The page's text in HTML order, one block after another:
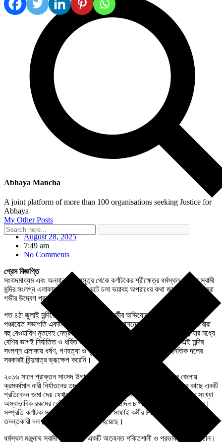
Abhaya Mancha
A joint platform of more than 100 organisations seeking Justice for
Abhaya
My Other Posts
August 28, 2025
7:49 am
No Comments
প্রেস বিজ্ঞপ্তি
সংবাদমাধ্যম এবং অন্যান্য তথ্যসূত্র থেকে কর্ণাটকের শ্রীক্ষেত্র ধর্মস্থল মঞ্জুনাথ স্বামী
মন্দির সংলগ্ন এলাকায় দীর্ঘ দিন ধরে ঘটে চলা ভয়াবহ অপরাধের কথা জানতে পেরে আমরা
গভীর উদ্বেগ প্রকাশ করছি।
গত ৪ঠা জুলাই মন্দিরের এক প্রাক্তন সাফাই কর্মীর অভিযোগের পর স্থানীয় গ্রাম
পঞ্চায়েত সভাপতি একটি বিবৃতি দেন যে পুলিশ প্রশাসনের নির্দেশে পঞ্চায়েতের কর্মচারীরা
বহু বেওয়ারিশ মৃতদেহ নেত্রবতী নদীর তীরে পুড়িয়ে বা পুঁতে দিতে বাধ্য হয়েছে, যার মধ্যে
বেশির ভাগই নির্যাতিত ও ধর্ষিত মহিলার দেহ। ১৯৯৫-২০১৪ সালের মধ্যে এই মন্দির
সংলগ্ন এলাকায় ধর্ষণ, গণহত্যা ও মৃতদেহ লোপাটের ঘটনায় কোন রাজনৈতিক দলের
সরকারই বিন্দুমাত্র ভ্রূক্ষেপ করেনি।
২০১৬ সালে প্রাক্তন সাংসদ উগারাপ্পার নেতৃত্বে গঠিত কর্ণাটকের বিভিন্ন জেলায়
ক্রমবর্ধমান নারী নির্যাতনের তদন্তকারী একটি দল ২০১৮ সালে রাজ্য সরকারের কাছে একটি
প্রতিবেদন জমা দেয় যেখানে উল্লেখ করা হয়েছিল ধর্মস্থল জেলায় নিখোঁজ নারীর সংখ্যা
অস্বাভাবিক রকমের বেশি। এই প্রতিবেদনও এতদিন চাপা দিয়ে সরিয়ে রাখা হয়েছিল।
সম্প্রতি কর্ণাটক সরকার বিভিন্ন মহলের চাপে সাফাই কর্মীর FIR-এর ভিত্তিতে বিশেষ
তদন্তকারী দল (SIT) গঠন করতে বাধ্য হয়েছে।
ধর্মস্থল মঞ্জুনাথ স্বামী মন্দির ট্রাস্ট একটি অত্যন্ত শক্তিশালী ও প্রভাবশালী প্রতিষ্ঠান।